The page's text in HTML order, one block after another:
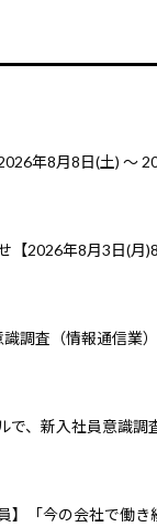
年8月8日(土) ～
【2026年8月3日(月
調査（情報通信業
で、新入社員意識
】「今の会社で働